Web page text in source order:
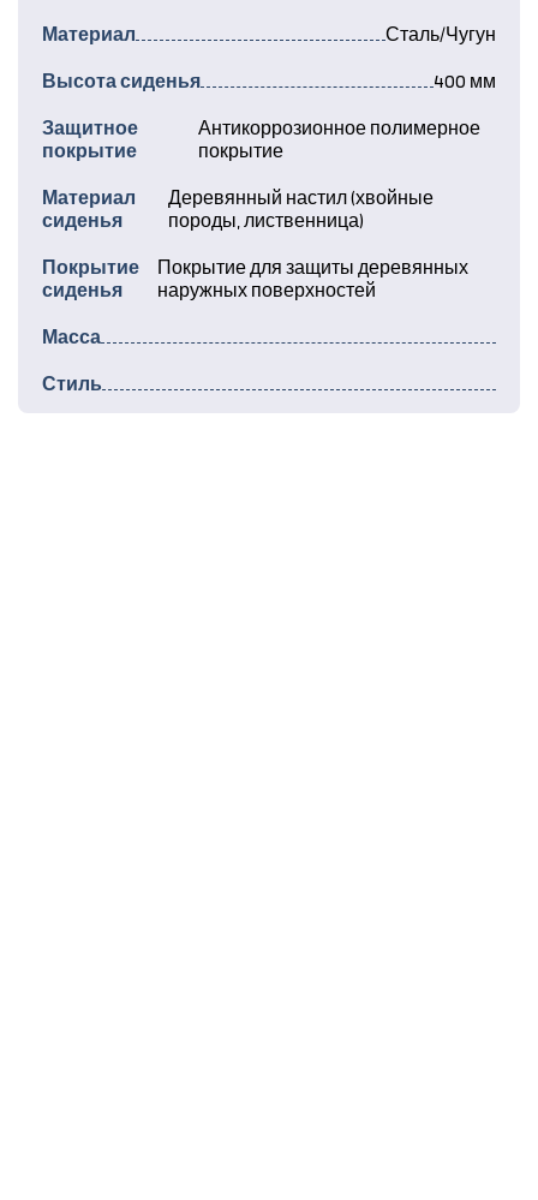
Материал Сталь/Чугун
Высота сиденья 400 мм
Защитное
покрытие
Антикоррозионное полимерное
покрытие
Материал
сиденья
Деревянный настил (хвойные
породы, лиственница)
Покрытие
сиденья
Покрытие для защиты деревянных
наружных поверхностей
Масса
Стиль